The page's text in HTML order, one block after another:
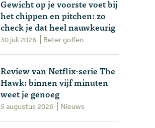
Gewicht op je voorste voet bij
het chippen en pitchen: zo
check je dat heel nauwkeurig
30 juli 2026 Beter golfen
Review van Netflix-serie The
Hawk: binnen vijf minuten
weet je genoeg
5 augustus 2026 Nieuws